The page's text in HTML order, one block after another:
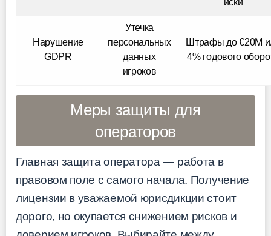
Нарушение
GDPR
Утечка
персональных
данных
игроков
Штрафы до €20M
4% годового
Меры защиты для
операторов
Главная защита оператора — работа в
правовом поле с самого начала. Получение
лицензии в уважаемой юрисдикции стоит
дорого, но окупается снижением рисков и